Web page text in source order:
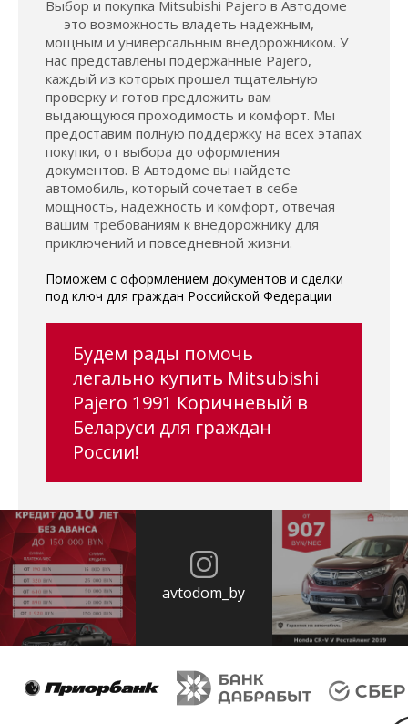
Выбор и покупка Mitsubishi Pajero в Автодоме
— это возможность владеть надежным,
мощным и универсальным внедорожником. У
нас представлены подержанные Pajero,
каждый из которых прошел тщательную
проверку и готов предложить вам
выдающуюся проходимость и комфорт. Мы
предоставим полную поддержку на всех этапах
покупки, от выбора до оформления
документов. В Автодоме вы найдете
автомобиль, который сочетает в себе
мощность, надежность и комфорт, отвечая
вашим требованиям к внедорожнику для
приключений и повседневной жизни.
Поможем с оформлением документов и сделки
под ключ для граждан Российской Федерации
Будем рады помочь
легально купить Mitsubishi
Pajero 1991 Коричневый в
Беларуси для граждан
России!
avtodom_by